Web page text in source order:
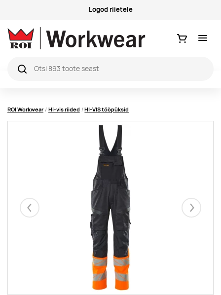
Küsimused ja vastused
Ostukorv
ROI Workwear Hi-vis riided HI-VIS tööpüksid
Eelmised